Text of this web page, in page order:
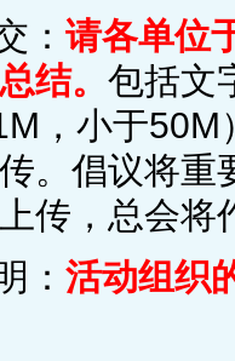
请各单位
结。 包括文
，小于
。倡议将重
传，总会将
活动组织